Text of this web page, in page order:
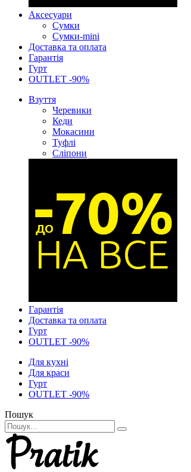
Аксесуари
Сумки
Сумки-mini
Доставка та оплата
Гарантія
Гурт
OUTLET -90%
Взуття
Черевики
Кеди
Мокасини
Туфлі
Сліпони
Гарантія
Доставка та оплата
Гурт
OUTLET -90%
Для кухні
Для краси
Гурт
OUTLET -90%
Пошук